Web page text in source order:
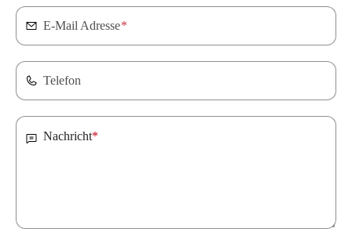
E-Mail Adresse*
Telefon
Nachricht*